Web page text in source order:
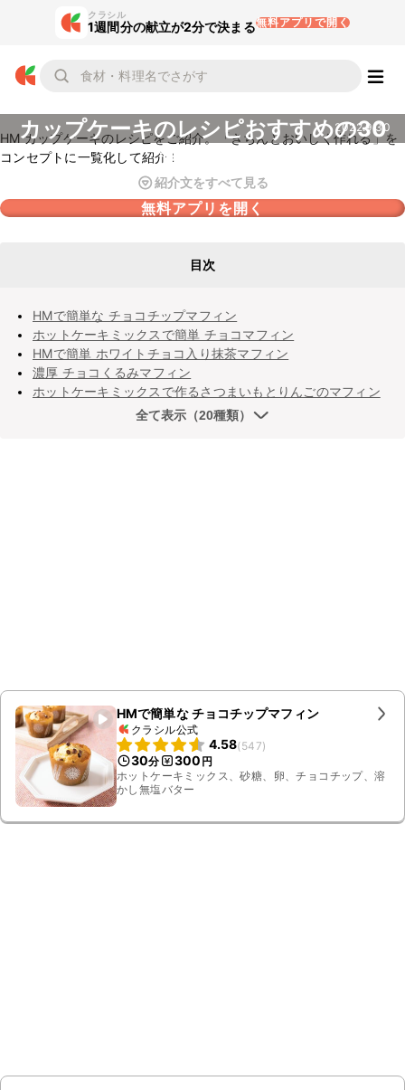
クラシル
1週間分の献立が2分で決まる無料アプリで開く
カップケーキのレシピおすすめの30
選を紹介
2022.9.30
HM カップケーキのレシピをご紹介。「きちんとおいしく作れる」を
コンセプトに一覧化して紹介！
紹介文をすべて見る
無料アプリを開く
目次
HMで簡単な チョコチップマフィン
ホットケーキミックスで簡単 チョコマフィン
HMで簡単 ホワイトチョコ入り抹茶マフィン
濃厚 チョコくるみマフィン
ホットケーキミックスで作るさつまいもとりんごのマフィン
全て表示（20種類）
HMで簡単な チョコチップマフィン
クラシル公式
4.58(547)
30分 300 円
ホットケーキミックス、砂糖、卵、チョコチップ、溶
かし無塩バター